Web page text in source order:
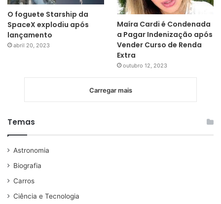
O foguete Starship da
SpaceX explodiu após
lançamento
abril 20, 2023
Maíra Cardi é Condenada
a Pagar Indenização após
Vender Curso de Renda
Extra
outubro 12, 2023
Carregar mais
Temas
Astronomia
Biografia
Carros
Ciência e Tecnologia